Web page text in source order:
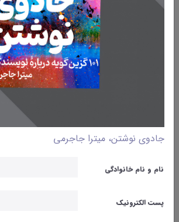
جادوی نوشتن، میترا جاجرمی
نام و نام خانوادگی
پست الکترونیک
وبلاگ کتاب
معرفی کتاب «سبزپری»